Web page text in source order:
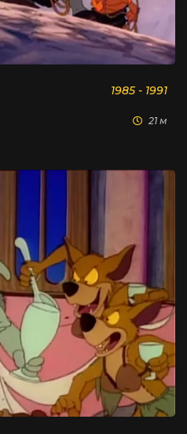
1985 - 1991
21 м